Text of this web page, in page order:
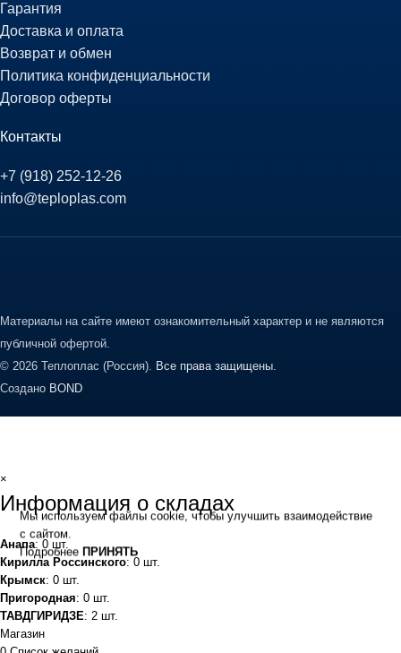
Гарантия
Доставка и оплата
Возврат и обмен
Политика конфиденциальности
Договор оферты
Контакты
+7 (918) 252-12-26
info@teploplas.com
Материалы на сайте имеют ознакомительный характер и не являются
публичной офертой.
© 2026 Теплоплас (Россия). Все права защищены.
Создано BOND
Мы используем файлы cookie, чтобы улучшить взаимодействие
с сайтом.
Подробнее ПРИНЯТЬ
×
Информация о складах
Анапа: 0 шт.
Кирилла Россинского: 0 шт.
Крымск: 0 шт.
Пригородная: 0 шт.
ТАВДГИРИДЗЕ: 2 шт.
Магазин